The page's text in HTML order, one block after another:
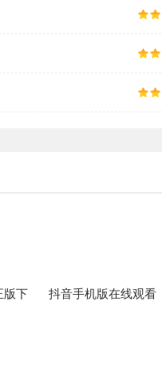
版下
抖音手机版在线观看